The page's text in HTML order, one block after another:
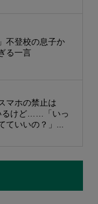
不登校の息子か
る一言
マホの禁止は
るけど……「いっ
ていいの？」...